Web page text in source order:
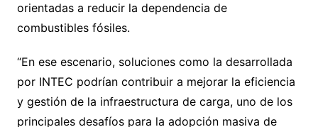
orientadas a reducir la dependencia de
combustibles fósiles.
“En ese escenario, soluciones como la desarrollada
por INTEC podrían contribuir a mejorar la eficiencia
y gestión de la infraestructura de carga, uno de los
principales desafíos para la adopción masiva de